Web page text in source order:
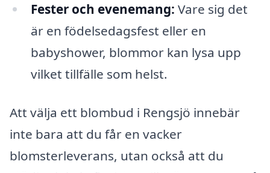
Fester och evenemang: Vare sig det
är en födelsedagsfest eller en
babyshower, blommor kan lysa upp
vilket tillfälle som helst.
Att välja ett blombud i Rengsjö innebär
inte bara att du får en vacker
blomsterleverans, utan också att du